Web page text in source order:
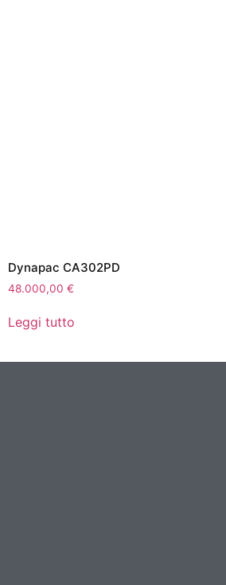
Dynapac CA302PD
48.000,00 €
Leggi tutto